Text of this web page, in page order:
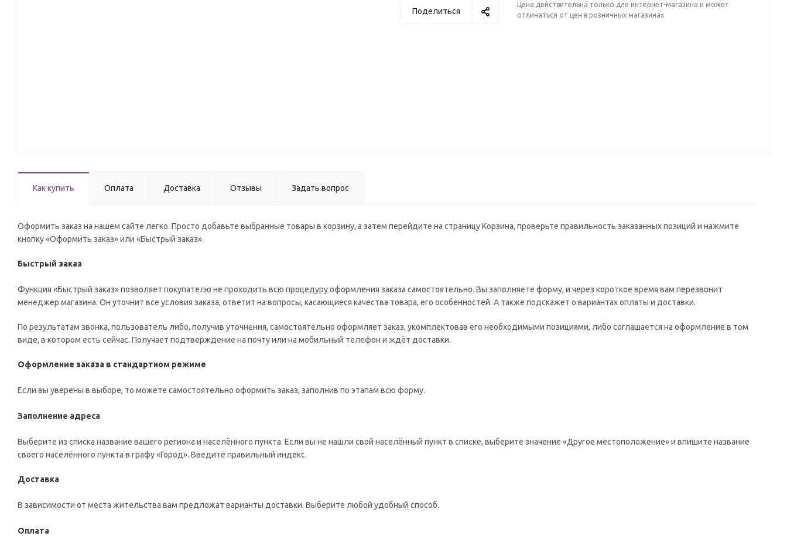
Поделиться
Цена действительна только для интернет-магазина и может
отличаться от цен в розничных магазинах
Как купить Оплата Доставка Отзывы Задать вопрос
Оформить заказ на нашем сайте легко. Просто добавьте выбранные товары в корзину, а затем перейдите на страницу Корзина, проверьте правильность заказанных позиций и нажмите
кнопку «Оформить заказ» или «Быстрый заказ».
Быстрый заказ
Функция «Быстрый заказ» позволяет покупателю не проходить всю процедуру оформления заказа самостоятельно. Вы заполняете форму, и через короткое время вам перезвонит
менеджер магазина. Он уточнит все условия заказа, ответит на вопросы, касающиеся качества товара, его особенностей. А также подскажет о вариантах оплаты и доставки.
По результатам звонка, пользователь либо, получив уточнения, самостоятельно оформляет заказ, укомплектовав его необходимыми позициями, либо соглашается на оформление в том
виде, в котором есть сейчас. Получает подтверждение на почту или на мобильный телефон и ждёт доставки.
Оформление заказа в стандартном режиме
Если вы уверены в выборе, то можете самостоятельно оформить заказ, заполнив по этапам всю форму.
Заполнение адреса
Выберите из списка название вашего региона и населённого пункта. Если вы не нашли свой населённый пункт в списке, выберите значение «Другое местоположение» и впишите название
своего населённого пункта в графу «Город». Введите правильный индекс.
Доставка
В зависимости от места жительства вам предложат варианты доставки. Выберите любой удобный способ.
Оплата